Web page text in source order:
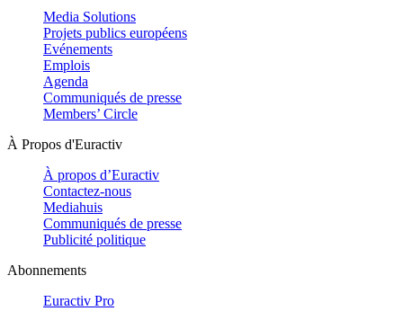
Media Solutions
Projets publics européens
Evénements
Emplois
Agenda
Communiqués de presse
Members’ Circle
À Propos d'Euractiv
À propos d’Euractiv
Contactez-nous
Mediahuis
Communiqués de presse
Publicité politique
Abonnements
Euractiv Pro